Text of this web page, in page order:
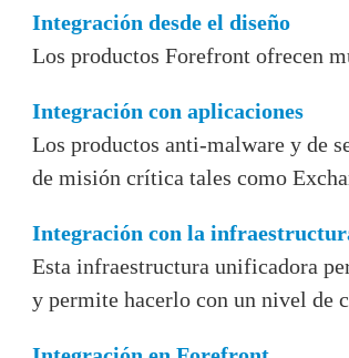
Integración desde el diseño
Los productos Forefront ofrecen
Integración con aplicaciones
Los productos anti-malware y de
de misión crítica tales como
Integración con la
Esta infraestructura unificadora
y permite hacerlo con un nivel de